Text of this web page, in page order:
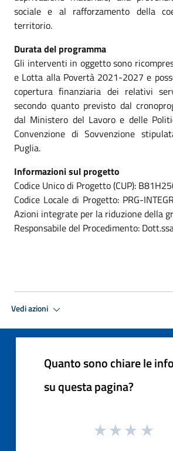
sociale e al rafforzamento della
territorio.
Durata del programma
Gli interventi in oggetto sono
e Lotta alla Povertà 2021-2027 e
copertura finanziaria dei relativi
secondo quanto previsto dal
dal Ministero del Lavoro e delle
Convenzione di Sovvenzione
Puglia.
Informazioni sul progetto
Codice Unico di Progetto (CUP):
Codice Locale di Progetto: PRG-
Azioni integrate per la riduzione della
Responsabile del Procedimento:
Vedi azioni
Quanto sono chiare le
su questa pagina?